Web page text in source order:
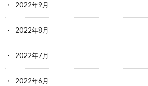
2022年9月
2022年8月
2022年7月
2022年6月